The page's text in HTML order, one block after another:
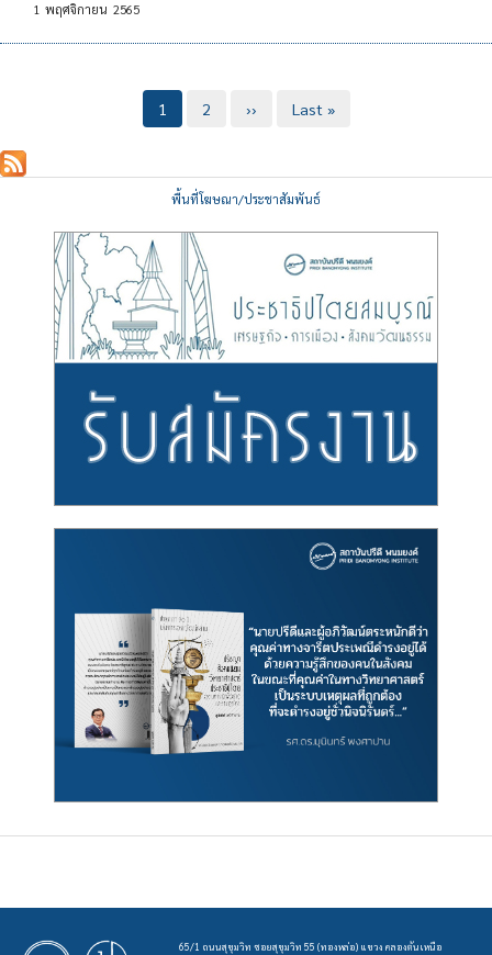
1 พฤศจิกายน 2565
Current
1 Page
2
Next
››
Last
Last »
พื้นที่โฆษณา/ประชาสัมพันธ์
65/1 ถนนสุขุมวิท ซอยสุขุมวิท 55 (ทองหล่อ) แขวง คลองตันเหนือ